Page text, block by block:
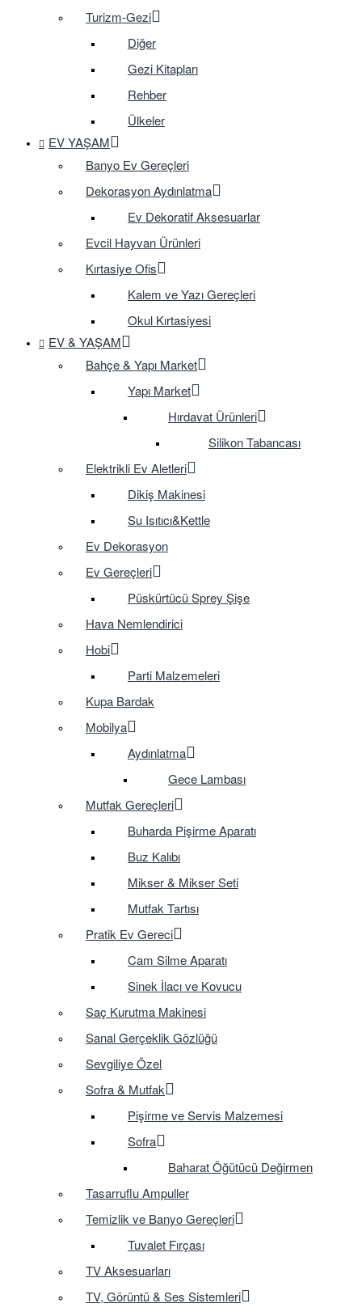
Turizm-Gezi
Diğer
Gezi Kitapları
Rehber
Ülkeler
EV YAŞAM
Banyo Ev Gereçleri
Dekorasyon Aydınlatma
Ev Dekoratif Aksesuarlar
Evcil Hayvan Ürünleri
Kırtasiye Ofis
Kalem ve Yazı Gereçleri
Okul Kırtasiyesi
EV & YAŞAM
Bahçe & Yapı Market
Yapı Market
Hırdavat Ürünleri
Silikon Tabancası
Elektrikli Ev Aletleri
Dikiş Makinesi
Su Isıtıcı&Kettle
Ev Dekorasyon
Ev Gereçleri
Püskürtücü Sprey Şişe
Hava Nemlendirici
Hobi
Parti Malzemeleri
Kupa Bardak
Mobilya
Aydınlatma
Gece Lambası
Mutfak Gereçleri
Buharda Pişirme Aparatı
Buz Kalıbı
Mikser & Mikser Seti
Mutfak Tartısı
Pratik Ev Gereci
Cam Silme Aparatı
Sinek İlacı ve Kovucu
Saç Kurutma Makinesi
Sanal Gerçeklik Gözlüğü
Sevgiliye Özel
Sofra & Mutfak
Pişirme ve Servis Malzemesi
Sofra
Baharat Öğütücü Değirmen
Tasarruflu Ampuller
Temizlik ve Banyo Gereçleri
Tuvalet Fırçası
TV Aksesuarları
TV, Görüntü & Ses Sistemleri